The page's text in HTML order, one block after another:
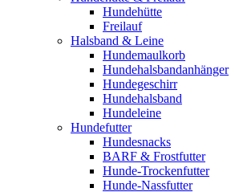
Hundehütte
Freilauf
Halsband & Leine
Hundemaulkorb
Hundehalsbandanhänger
Hundegeschirr
Hundehalsband
Hundeleine
Hundefutter
Hundesnacks
BARF & Frostfutter
Hunde-Trockenfutter
Hunde-Nassfutter